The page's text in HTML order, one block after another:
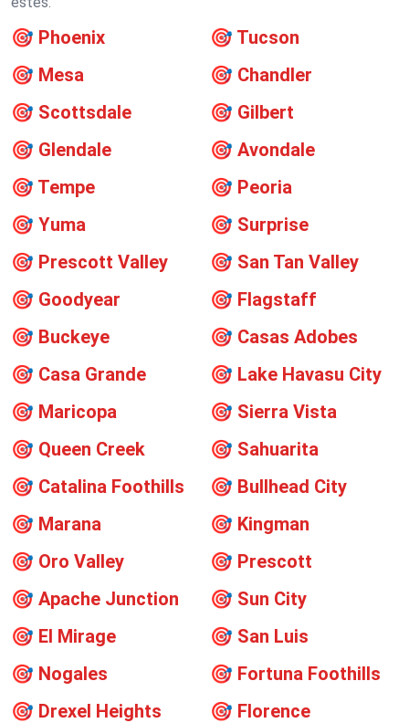
🎯 Phoenix 🎯 Tucson
🎯 Mesa 🎯 Chandler
🎯 Scottsdale 🎯 Gilbert
🎯 Glendale 🎯 Avondale
🎯 Tempe 🎯 Peoria
🎯 Yuma 🎯 Surprise
🎯 Prescott Valley 🎯 San Tan Valley
🎯 Goodyear 🎯 Flagstaff
🎯 Buckeye 🎯 Casas Adobes
🎯 Casa Grande 🎯 Lake Havasu City
🎯 Maricopa 🎯 Sierra Vista
🎯 Queen Creek 🎯 Sahuarita
🎯 Catalina Foothills 🎯 Bullhead City
🎯 Marana 🎯 Kingman
🎯 Oro Valley 🎯 Prescott
🎯 Apache Junction 🎯 Sun City
🎯 El Mirage 🎯 San Luis
🎯 Nogales 🎯 Fortuna Foothills
🎯 Drexel Heights 🎯 Florence